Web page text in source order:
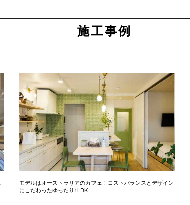
施工事例
モデルはオーストラリアのカフェ！コストバランスとデザイン
にこだわったゆったり1LDK